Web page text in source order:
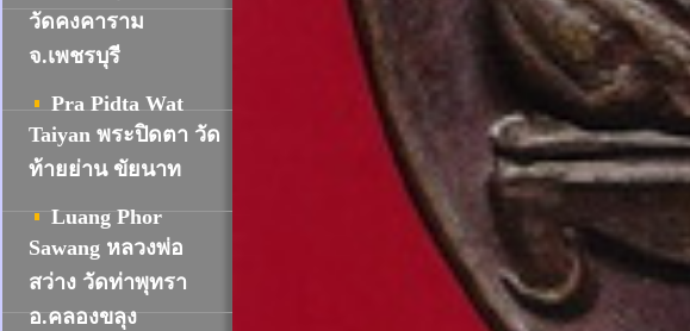
วัดคงคาราม
จ.เพชรบุรี
Pra Pidta Wat
Taiyan พระปิดตา วัด
ท้ายย่าน ขัยนาท
Luang Phor
Sawang หลวงพ่อ
สว่าง วัดท่าพุทรา
อ.คลองขลุง